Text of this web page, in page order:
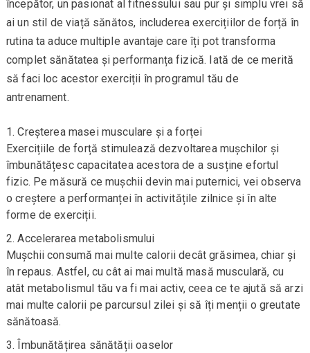
începător, un pasionat al fitnessului sau pur și simplu vrei să
ai un stil de viață sănătos, includerea exercițiilor de forță în
rutina ta aduce multiple avantaje care îți pot transforma
complet sănătatea și performanța fizică. Iată de ce merită
să faci loc acestor exerciții în programul tău de
antrenament.
Creșterea masei musculare și a forței
Exercițiile de forță stimulează dezvoltarea mușchilor și
îmbunătățesc capacitatea acestora de a susține efortul
fizic. Pe măsură ce mușchii devin mai puternici, vei observa
o creștere a performanței în activitățile zilnice și în alte
forme de exerciții.
Accelerarea metabolismului
Mușchii consumă mai multe calorii decât grăsimea, chiar și
în repaus. Astfel, cu cât ai mai multă masă musculară, cu
atât metabolismul tău va fi mai activ, ceea ce te ajută să arzi
mai multe calorii pe parcursul zilei și să îți menții o greutate
sănătoasă.
Îmbunătățirea sănătății oaselor